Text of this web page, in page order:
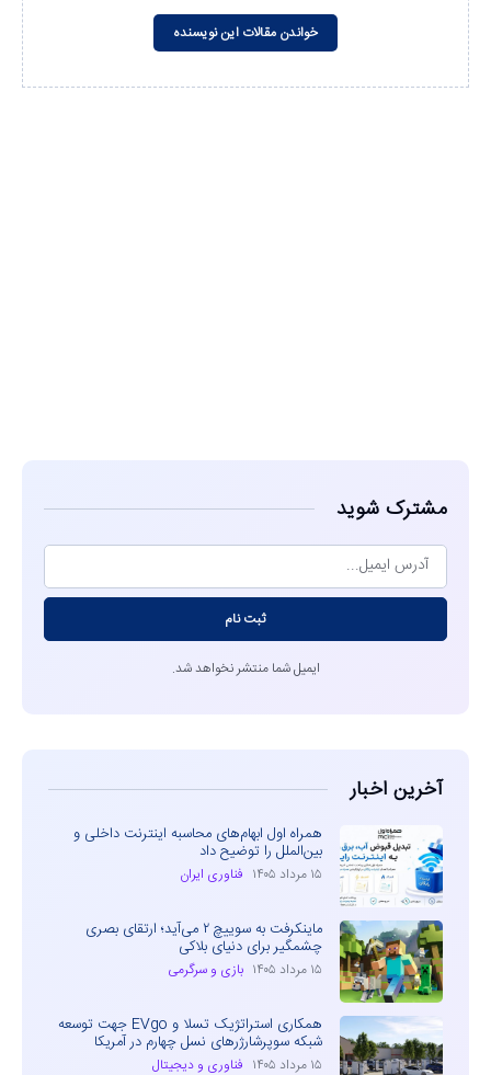
خواندن مقالات این نویسنده
مشترک شوید
ثبت نام
ایمیل شما منتشر نخواهد شد.
آخرین اخبار
همراه اول ابهام‌های محاسبه اینترنت داخلی و
بین‌الملل را توضیح داد
۱۵ مرداد ۱۴۰۵ فناوری ایران
ماینکرفت به سوییچ ۲ می‌آید؛ ارتقای بصری
چشمگیر برای دنیای بلاکی
۱۵ مرداد ۱۴۰۵ بازی و سرگرمی
همکاری استراتژیک تسلا و EVgo جهت توسعه
شبکه سوپرشارژرهای نسل چهارم در آمریکا
۱۵ مرداد ۱۴۰۵ فناوری و دیجیتال